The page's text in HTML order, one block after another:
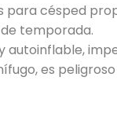
para césped
temporada.
autoinflable,
es